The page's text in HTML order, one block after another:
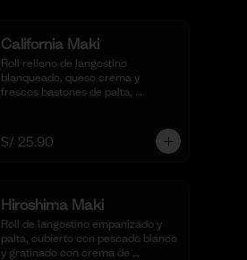
California Maki
Roll relleno de langostino
blanqueado, queso crema y
frescos bastones de palta,
crujiente. Acompañado de nuestra
salsa shoyu. (10 cortes).
S/ 25.90
Hiroshima Maki
Roll de langostino empanizado y
palta, cubierto con pescado blanco
y gratinado con crema de